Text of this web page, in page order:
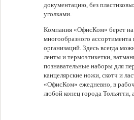
документацию, без
уголками.
Компания «ОфисКом» берет на
многообразного
организаций. Здесь всегда
ленты и термоэтикетки,
познавательные наборы для
канцелярские ножи, скотч и
«ОфисКом» ежедневно, в
любой конец города Тольятти,